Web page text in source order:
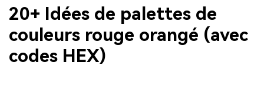
20+ Idées de palettes de
couleurs rouge orangé (avec
codes HEX)